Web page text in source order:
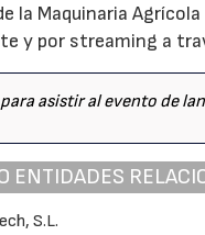
la Maquinaria
y por streaming a
asistir al evento de
ENTIDADES
S.L.